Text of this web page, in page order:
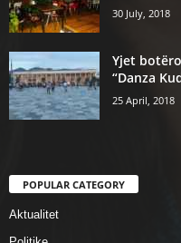
30 July, 2018
Yjet
“Danza
25 April, 2018
POPULAR CATEGORY
Aktualitet